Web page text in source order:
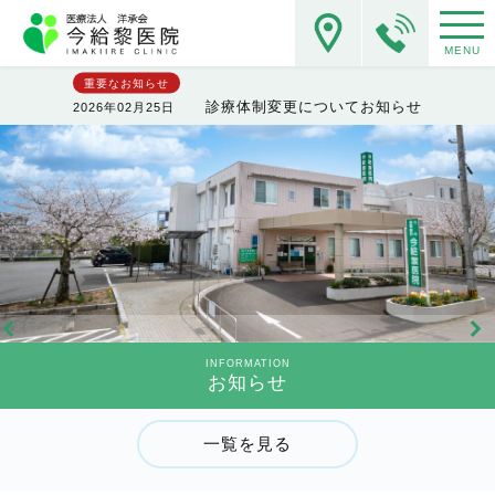
重要なお知らせ
2026年02月25日 診療体制変更についてお知らせ
MENU
INFORMATION
お知らせ
一覧を見る